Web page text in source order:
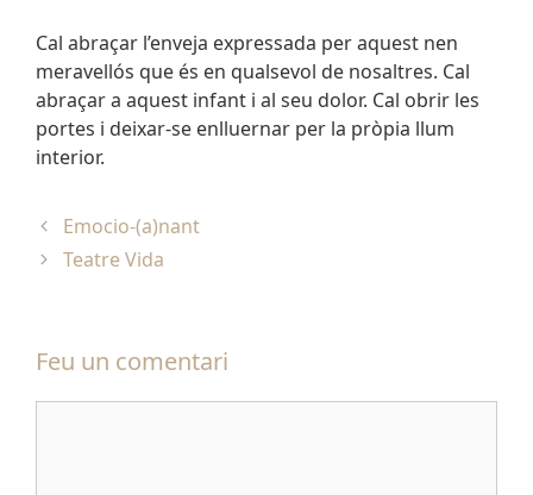
Cal abraçar l’enveja expressada per aquest nen
meravellós que és en qualsevol de nosaltres. Cal
abraçar a aquest infant i al seu dolor. Cal obrir les
portes i deixar-se enlluernar per la pròpia llum
interior.
Emocio-(a)nant
Teatre Vida
Feu un comentari